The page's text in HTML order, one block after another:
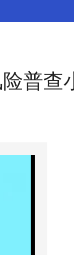
普查